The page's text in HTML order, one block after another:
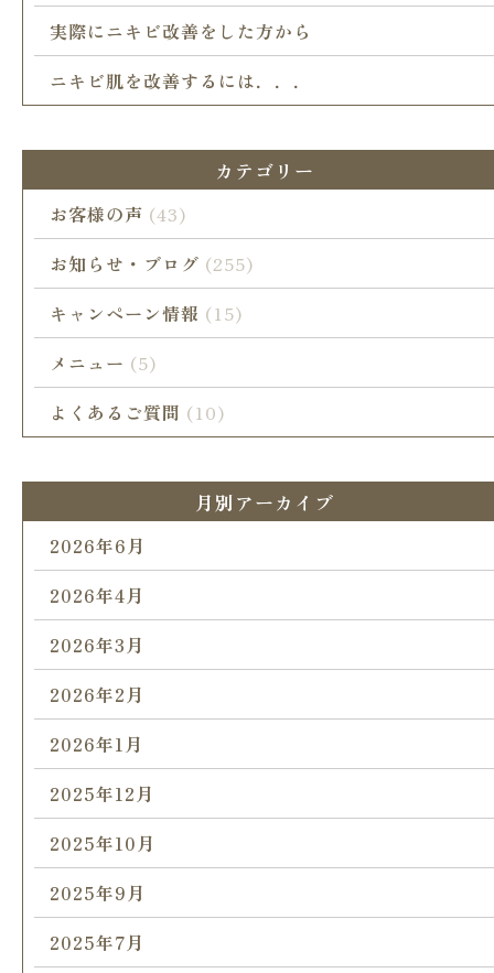
実際にニキビ改善をした方から
ニキビ肌を改善するには．．．
カテゴリー
お客様の声 (43)
お知らせ・ブログ (255)
キャンペーン情報 (15)
メニュー (5)
よくあるご質問 (10)
月別アーカイブ
2026年6月
2026年4月
2026年3月
2026年2月
2026年1月
2025年12月
2025年10月
2025年9月
2025年7月